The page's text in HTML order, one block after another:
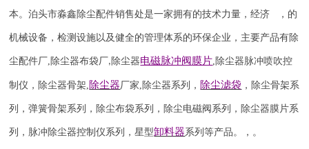
本。泊头市淼鑫除尘配件销售处是一家拥有的技术力量，经济 ，的
机械设备，检测设施以及健全的管理体系的环保企业，主要产品有除
尘配件厂, 除尘器布袋厂, 除尘器电磁脉冲阀膜片, 除尘器脉冲喷吹控
制仪 ， 除尘器骨架,除尘器厂家, 除尘器系列， 除尘滤袋 ，除尘骨架系
列，弹簧骨架系列，除尘布袋系列，除尘电磁阀系列，除尘器膜片系
列，脉冲除尘器控制仪系列，星型卸料器系列等产品。，。